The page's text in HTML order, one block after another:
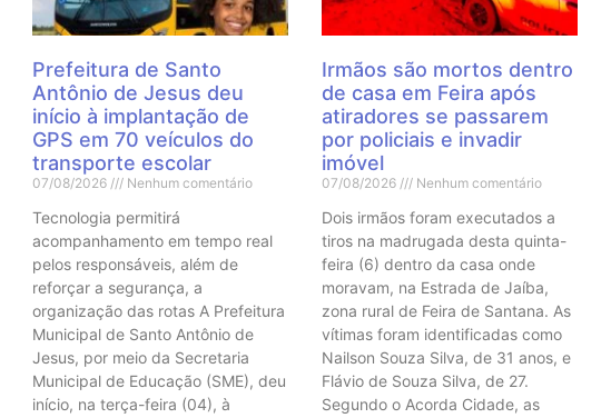
Prefeitura de Santo
Antônio de Jesus deu
início à implantação de
GPS em 70 veículos do
transporte escolar
07/08/2026 Nenhum comentário
Tecnologia permitirá
acompanhamento em tempo real
pelos responsáveis, além de
reforçar a segurança, a
organização das rotas A Prefeitura
Municipal de Santo Antônio de
Jesus, por meio da Secretaria
Municipal de Educação (SME), deu
início, na terça-feira (04), à
Irmãos são mortos dentro
de casa em Feira após
atiradores se passarem
por policiais e invadir
imóvel
07/08/2026 Nenhum comentário
Dois irmãos foram executados a
tiros na madrugada desta quinta-
feira (6) dentro da casa onde
moravam, na Estrada de Jaíba,
zona rural de Feira de Santana. As
vítimas foram identificadas como
Nailson Souza Silva, de 31 anos, e
Flávio de Souza Silva, de 27.
Segundo o Acorda Cidade, as